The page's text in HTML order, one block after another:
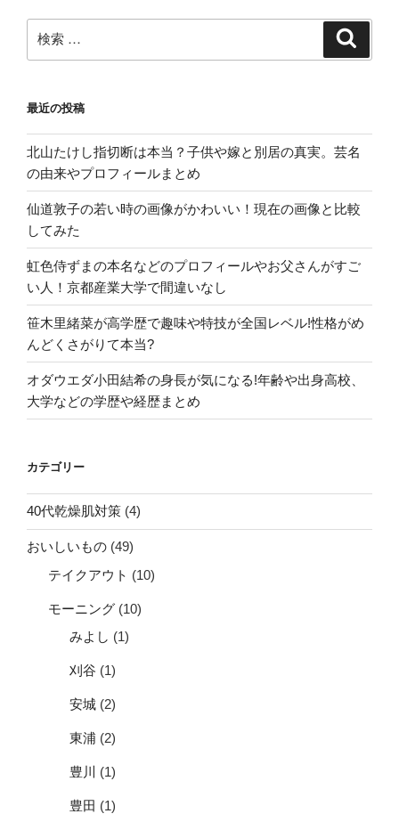
再
っ
か
け
が
白
い”
の
検
索:
最近の投稿
北山たけし指切断は本当？子供や嫁と別居の真実。芸名
の由来やプロフィールまとめ
仙道敦子の若い時の画像がかわいい！現在の画像と比較
してみた
虹色侍ずまの本名などのプロフィールやお父さんがすご
い人！京都産業大学で間違いなし
笹木里緒菜が高学歴で趣味や特技が全国レベル!性格がめ
んどくさがりて本当?
オダウエダ小田結希の身長が気になる!年齢や出身高校、
大学などの学歴や経歴まとめ
カテゴリー
40代乾燥肌対策 (4)
おいしいもの (49)
テイクアウト (10)
モーニング (10)
みよし (1)
刈谷 (1)
安城 (2)
東浦 (2)
豊川 (1)
豊田 (1)